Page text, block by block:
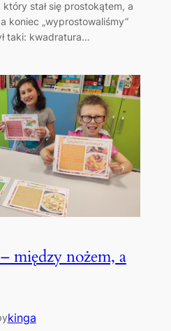
stał się prostokątem, a
koniec „wyprostowaliśmy”
taki: kwadratura…
między nożem, a
kinga